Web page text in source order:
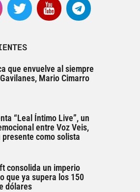
que envuelve al siempre
Mario Cimarro
“Leal Íntimo Live”, un
entre Voz Veis,
presente como solista
consolida un imperio
que ya supera los 150
dólares